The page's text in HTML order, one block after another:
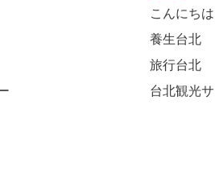
こんにち
養生台北
旅行台北
台北観光